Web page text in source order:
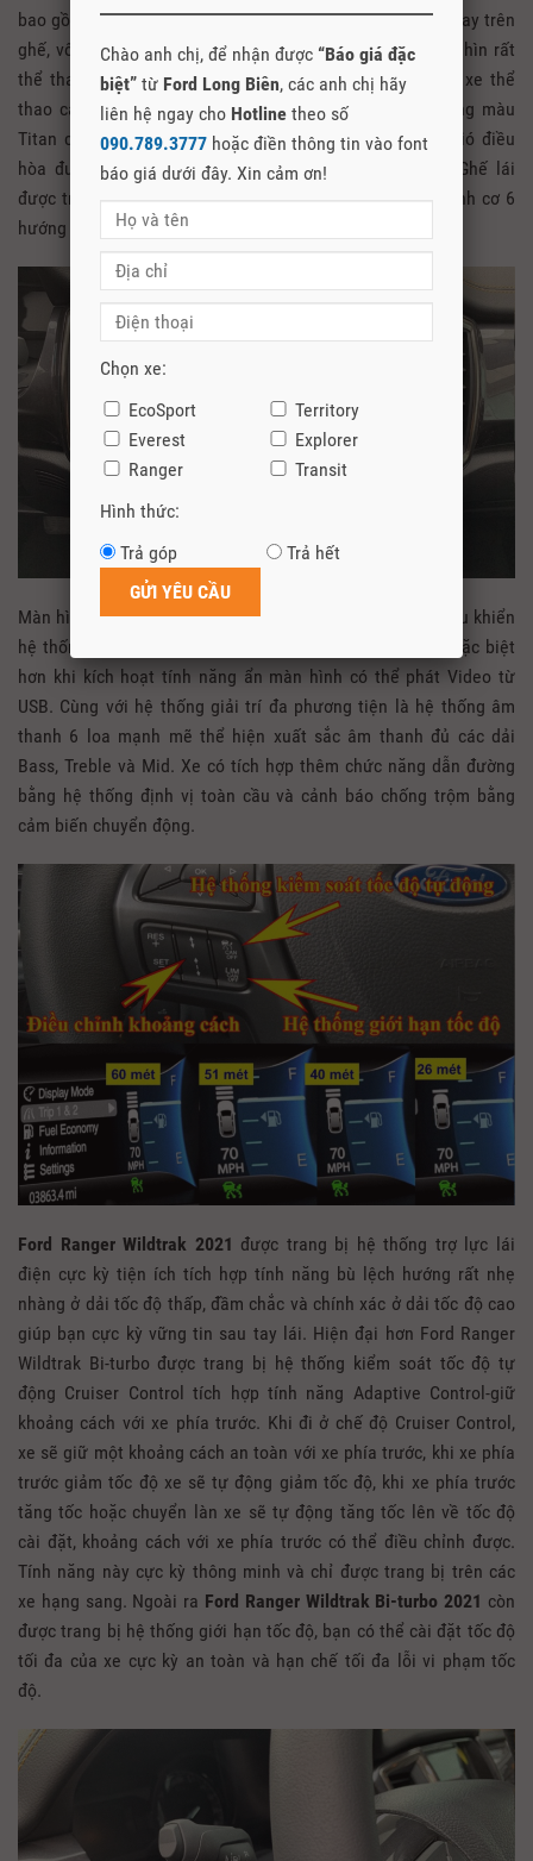
bao gồm ghế, vô lăng, phần trên mặt táp lô. Các đường may trên
ghế, vô lăng và mặt táp lô sử dụng chỉ màu vàng cam nhìn rất
thể thao và tinh tế, các chi tiết này giống với các dòng xe thể
thao cao cấp. Phía trước mặt táp lô sử dụng nhựa bóng màu
Titan có chữ Wildtrak nhận diện phiên bản, viền cửa gió điều
hòa được bọc kim loại thêm phần sang trọng cho xe. Ghế lái
được trang bị điều khiển điện 8 hướng, ghế bên điều chỉnh cơ 6
hướng tiện lợi.
Màn hình giải trí cảm ứng 8inch đặt ở vị trí trung tâm điều khiển
hệ thống điều hòa, hệ thống giải trí đa phương tiện. Và đặc biệt
hơn khi kích hoạt tính năng ẩn màn hình có thể phát Video từ
USB. Cùng với hệ thống giải trí đa phương tiện là hệ thống âm
thanh 6 loa mạnh mẽ thể hiện xuất sắc âm thanh đủ các dải
Bass, Treble và Mid. Xe có tích hợp thêm chức năng dẫn đường
bằng hệ thống định vị toàn cầu và cảnh báo chống trộm bằng
cảm biến chuyển động.
Ford Ranger Wildtrak 2021 được trang bị hệ thống trợ lực lái
điện cực kỳ tiện ích tích hợp tính năng bù lệch hướng rất nhẹ
nhàng ở dải tốc độ thấp, đầm chắc và chính xác ở dải tốc độ cao
giúp bạn cực kỳ vững tin sau tay lái. Hiện đại hơn Ford Ranger
Wildtrak Bi-turbo được trang bị hệ thống kiểm soát tốc độ tự
động Cruiser Control tích hợp tính năng Adaptive Control-giữ
khoảng cách với xe phía trước. Khi đi ở chế độ Cruiser Control,
xe sẽ giữ một khoảng cách an toàn với xe phía trước, khi xe phía
trước giảm tốc độ xe sẽ tự động giảm tốc độ, khi xe phía trước
tăng tốc hoặc chuyển làn xe sẽ tự động tăng tốc lên về tốc độ
cài đặt, khoảng cách với xe phía trước có thể điều chỉnh được.
Tính năng này cực kỳ thông minh và chỉ được trang bị trên các
xe hạng sang. Ngoài ra Ford Ranger Wildtrak Bi-turbo 2021 còn
được trang bị hệ thống giới hạn tốc độ, bạn có thể cài đặt tốc độ
tối đa của xe cực kỳ an toàn và hạn chế tối đa lỗi vi phạm tốc
độ.
Chào anh chị, để nhận được “Báo giá đặc
biệt” từ Ford Long Biên, các anh chị hãy
liên hệ ngay cho Hotline theo số
090.789.3777 hoặc điền thông tin vào font
báo giá dưới đây. Xin cảm ơn!
Chọn xe:
EcoSport
Territory
Everest
Explorer
Ranger
Transit
Hình thức:
Trả góp
Trả hết